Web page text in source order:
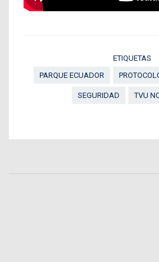
ETIQUETAS
PARQUE ECUADOR
SEGURIDAD TVU